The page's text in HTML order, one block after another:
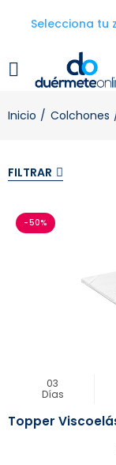
Selecciona tu
Inicio Colchones
FILTRAR
-50%
03
Días
Topper